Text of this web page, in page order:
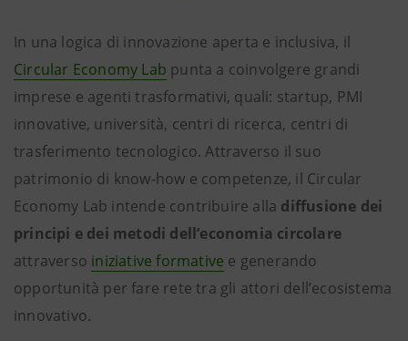
In una logica di innovazione aperta e inclusiva, il
Circular Economy Lab punta a coinvolgere grandi
imprese e agenti trasformativi, quali: startup, PMI
innovative, università, centri di ricerca, centri di
trasferimento tecnologico. Attraverso il suo
patrimonio di know-how e competenze, il Circular
Economy Lab intende contribuire alla diffusione dei
principi e dei metodi dell’economia circolare
attraverso iniziative formative e generando
opportunità per fare rete tra gli attori dell’ecosistema
innovativo.